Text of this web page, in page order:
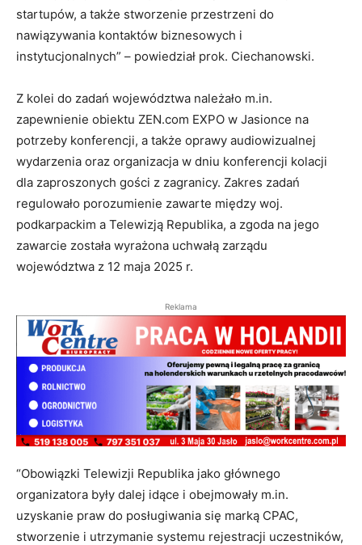
startupów, a także stworzenie przestrzeni do
nawiązywania kontaktów biznesowych i
instytucjonalnych” – powiedział prok. Ciechanowski.
Z kolei do zadań województwa należało m.in.
zapewnienie obiektu ZEN.com EXPO w Jasionce na
potrzeby konferencji, a także oprawy audiowizualnej
wydarzenia oraz organizacja w dniu konferencji kolacji
dla zaproszonych gości z zagranicy. Zakres zadań
regulowało porozumienie zawarte między woj.
podkarpackim a Telewizją Republika, a zgoda na jego
zawarcie została wyrażona uchwałą zarządu
województwa z 12 maja 2025 r.
Reklama
“Obowiązki Telewizji Republika jako głównego
organizatora były dalej idące i obejmowały m.in.
uzyskanie praw do posługiwania się marką CPAC,
stworzenie i utrzymanie systemu rejestracji uczestników,